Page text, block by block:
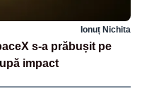
Ionuț Nichita
s-a prăbușit pe
impact